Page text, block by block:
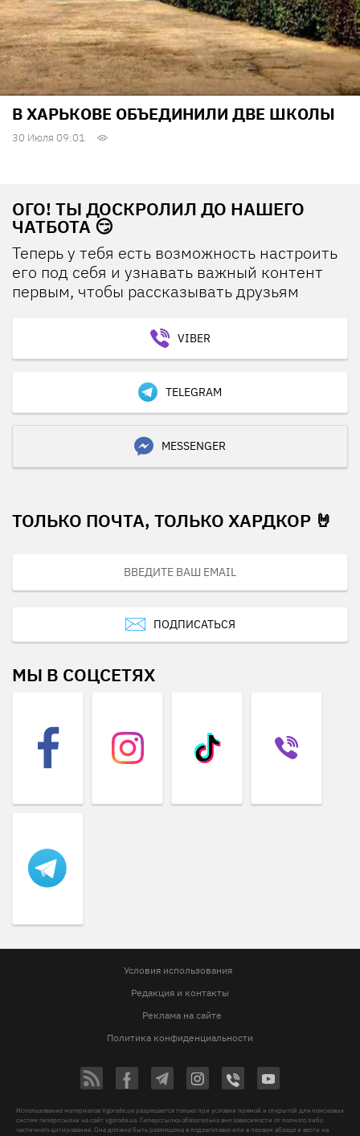
В ХАРЬКОВЕ ОБЪЕДИНИЛИ ДВЕ ШКОЛЫ
30 Июля 09:01
ОГО! ТЫ ДОСКРОЛИЛ ДО НАШЕГО
ЧАТБОТА 😏
Теперь у тебя есть возможность настроить
его под себя и узнавать важный контент
первым, чтобы рассказывать друзьям
VIBER
TELEGRAM
MESSENGER
ТОЛЬКО ПОЧТА, ТОЛЬКО ХАРДКОР 🤘
ПОДПИСАТЬСЯ
МЫ В СОЦСЕТЯХ
Условия использования
Редакция и контакты
Реклама на сайте
Политика конфиденциальности
Использование материалов Vgorode.ua разрешается только при условии прямой и открытой для поисковых
систем гиперссылки на сайт vgorode.ua. Гиперссылка обязательна вне зависимости от полного либо
частичного цитирования. Она должна быть размещена в подзаголовке или в первом абзаце и вести на